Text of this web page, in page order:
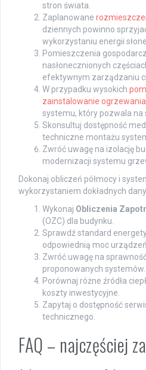
stron świata.
Zaplanowane
dziennych powinno
wykorzystaniu energii
Pomieszczenia
nasłonecznionych
efektywnym zarządzaniu
W przypadku wysokich
zainstalowanie
systemu, który pozwala na
Skonsultuj dostępność
techniczne montażu
Zwróć uwagę na izolację
modernizacji systemu
Dokonaj obliczeń półmocy i
wykorzystaniem dokładnych
Wykonaj Obliczenia
(OZC) dla budynku.
Sprawdź standard
odpowiednią moc
Zwróć uwagę na
proponowanych systemów.
Porównaj różne źródła
koszty inwestycyjne.
Zapytaj o dostępność
technicznego.
FAQ – najczęściej